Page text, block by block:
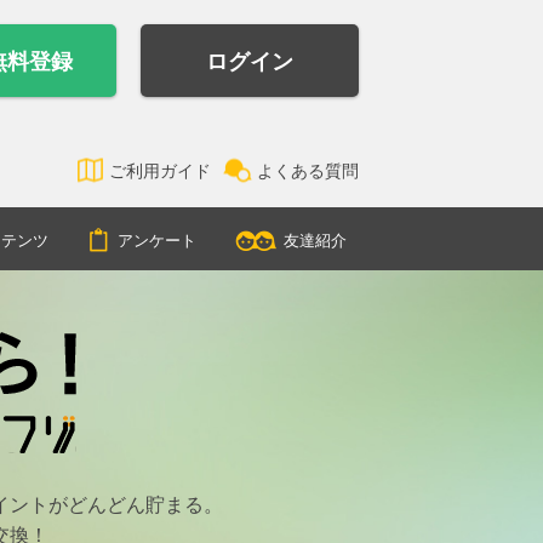
料登録 ログイン
ご利用ガイド よくある質問
ンツ アンケート 友達紹介
トがどんどん貯まる。
！